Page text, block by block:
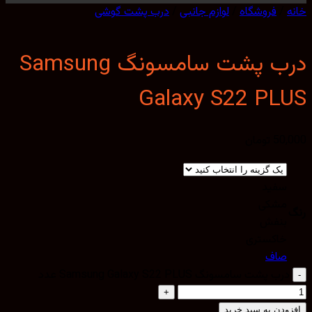
/فروشگاه/لوازم جانبی/درب پشت گوشی
درب پشت سامسونگ Samsung
Galaxy S22
درب پشت سامسونگ Samsung Galaxy S22 PLUS عدد
به سبد خرید